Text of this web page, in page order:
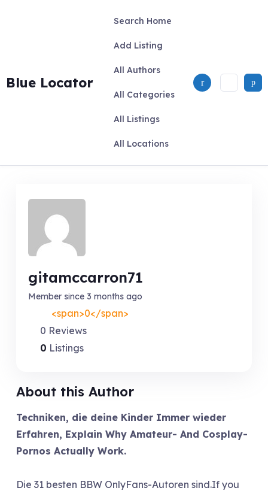
Blue Locator
Search Home
Add Listing
All Authors
All Categories
All Listings
All Locations
gitamccarron71
Member since 3 months ago
<span>0</span>
0 Reviews
0 Listings
About this Author
Techniken, die deine Kinder Immer wieder
Erfahren, Explain Why Amateur- And Cosplay-
Pornos Actually Work.
Die 31 besten BBW OnlyFans-Autoren sind.If you